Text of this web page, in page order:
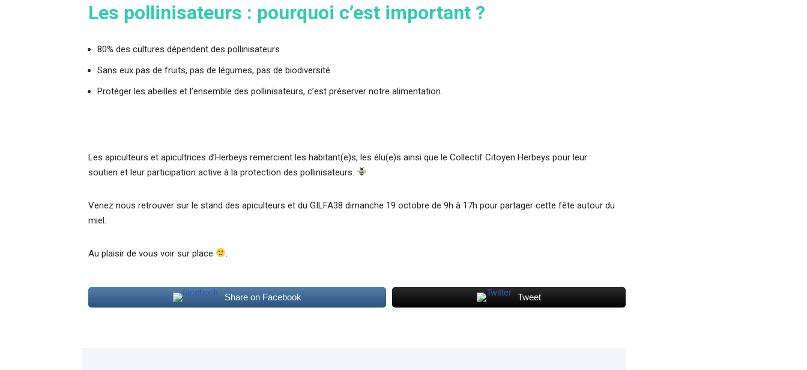
Les pollinisateurs : pourquoi c’est important ?
80% des cultures dépendent des pollinisateurs
Sans eux pas de fruits, pas de légumes, pas de biodiversité
Protéger les abeilles et l’ensemble des pollinisateurs, c’est préserver notre alimentation.
Les apiculteurs et apicultrices d’Herbeys remercient les habitant(e)s, les élu(e)s ainsi que le Collectif Citoyen Herbeys pour leur
soutien et leur participation active à la protection des pollinisateurs.
Venez nous retrouver sur le stand des apiculteurs et du GILFA38 dimanche 19 octobre de 9h à 17h pour partager cette fête autour du
miel.
Au plaisir de vous voir sur place .
Share on Facebook Tweet